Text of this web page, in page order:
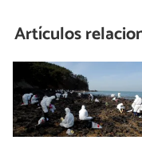
Artículos